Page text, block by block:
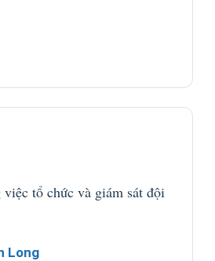
tổ chức và giám sát đội
Long